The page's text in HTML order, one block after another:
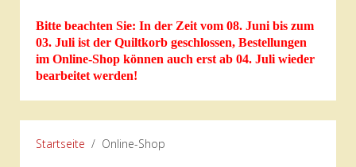
Bitte beachten Sie: In der Zeit vom 08. Juni bis zum
03. Juli ist der Quiltkorb geschlossen, Bestellungen
im Online-Shop können auch erst ab 04. Juli wieder
bearbeitet werden!
Startseite Online-Shop